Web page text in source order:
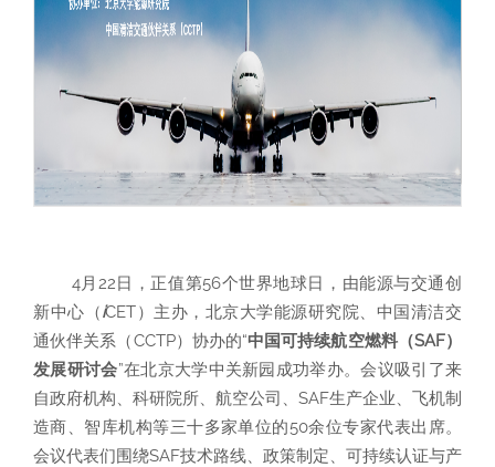
4月22日，正值第56个世界地球日 ，由能源与交通创
新中心（iCET）主办，北京大学能源研究院、中国清洁交
通伙伴关系（CCTP）协办的“中国可持续航空燃料（SAF）
发展研讨会”在北京大学中关新园成功举办。会议吸引了来
自政府机构、科研院所、航空公司、SAF生产企业、飞机制
造商、智库机构等三十多家单位的50余位专家代表出席。
会议代表们围绕SAF技术路线、政策制定、可持续认证与产